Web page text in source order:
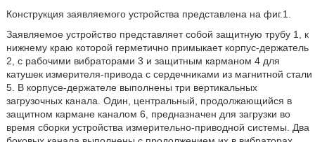
Конструкция заявляемого устройства представлена на фиг.1.
Заявляемое устройство представляет собой защитную трубу 1, к
нижнему краю которой герметично примыкает корпус-держатель
2, с рабочими вибраторами 3 и защитным карманом 4 для
катушек измерителя-привода с сердечниками из магнитной стали
5. В корпусе-держателе выполнены три вертикальных
загрузочных канала. Один, центральный, продолжающийся в
защитном кармане каналом 6, предназначен для загрузки во
время сборки устройства измерительно-приводной системы. Два